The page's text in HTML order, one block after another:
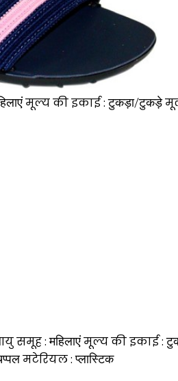
मूल्य की इकाई :टुकड़ा/टुकड़े
समूह :महिलाएंमूल्य की इकाई :
मटेरियल :प्लास्टिक